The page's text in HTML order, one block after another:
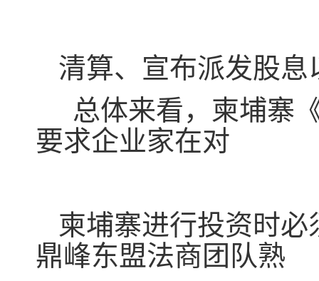
清算、宣布派发股
总体来看，柬埔寨
要求企业家在对
柬埔寨进行投资时
鼎峰东盟法商团队熟